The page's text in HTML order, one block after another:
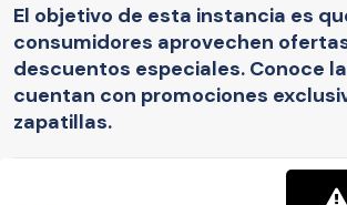
El objetivo de esta instancia es
consumidores aprovechen
descuentos especiales. Conoce
cuentan con promociones
zapatillas.